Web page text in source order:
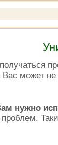
может не
нужно